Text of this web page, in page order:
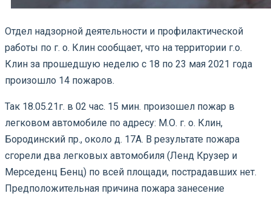
Отдел надзорной деятельности и профилактической
работы по г. о. Клин сообщает, что на территории г.о.
Клин за прошедшую неделю с 18 по 23 мая 2021 года
произошло 14 пожаров.
Так 18.05.21г. в 02 час. 15 мин. произошел пожар в
легковом автомобиле по адресу: М.О. г. о. Клин,
Бородинский пр., около д. 17А. В результате пожара
сгорели два легковых автомобиля (Ленд Крузер и
Мерседенц Бенц) по всей площади, пострадавших нет.
Предположительная причина пожара занесение